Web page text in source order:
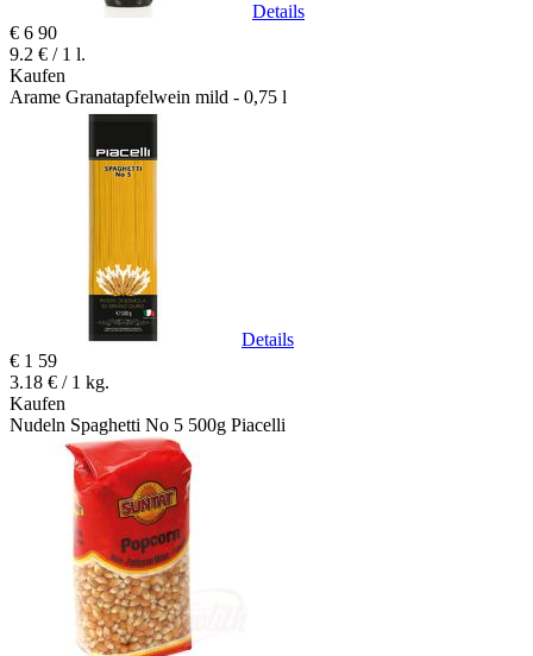
Details
€ 6 90
9.2 € / 1 l.
Kaufen
Arame Granatapfelwein mild - 0,75 l
Details
€ 1 59
3.18 € / 1 kg.
Kaufen
Nudeln Spaghetti No 5 500g Piacelli